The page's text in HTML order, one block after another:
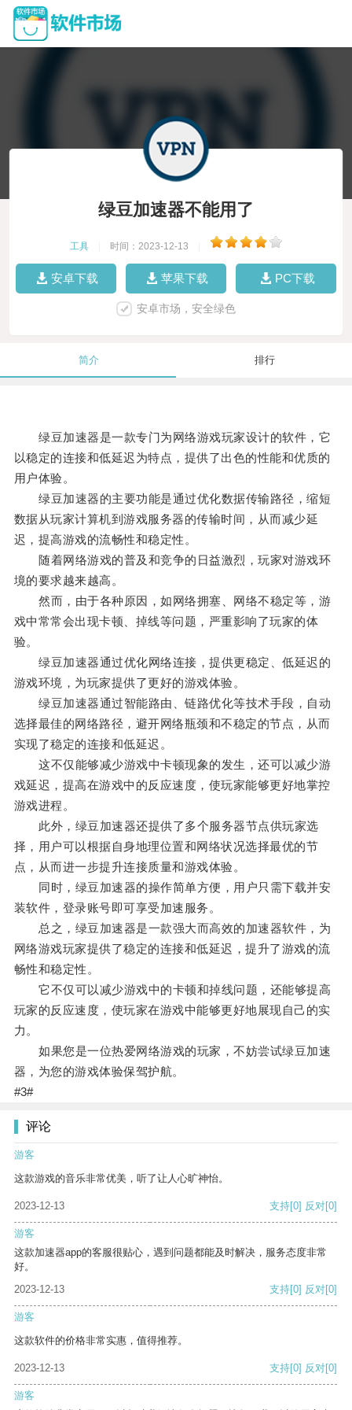
绿豆加速器不能用了
工具 时间：2023-12-13
安卓下载 苹果下载 PC下载
安卓市场，安全绿色
简介 排行
绿豆加速器是一款专门为网络游戏玩家设计的软件，它
以稳定的连接和低延迟为特点，提供了出色的性能和优质的
用户体验。
绿豆加速器的主要功能是通过优化数据传输路径，缩短
数据从玩家计算机到游戏服务器的传输时间，从而减少延
迟，提高游戏的流畅性和稳定性。
随着网络游戏的普及和竞争的日益激烈，玩家对游戏环
境的要求越来越高。
然而，由于各种原因，如网络拥塞、网络不稳定等，游
戏中常常会出现卡顿、掉线等问题，严重影响了玩家的体
验。
绿豆加速器通过优化网络连接，提供更稳定、低延迟的
游戏环境，为玩家提供了更好的游戏体验。
绿豆加速器通过智能路由、链路优化等技术手段，自动
选择最佳的网络路径，避开网络瓶颈和不稳定的节点，从而
实现了稳定的连接和低延迟。
这不仅能够减少游戏中卡顿现象的发生，还可以减少游
戏延迟，提高在游戏中的反应速度，使玩家能够更好地掌控
游戏进程。
此外，绿豆加速器还提供了多个服务器节点供玩家选
择，用户可以根据自身地理位置和网络状况选择最优的节
点，从而进一步提升连接质量和游戏体验。
同时，绿豆加速器的操作简单方便，用户只需下载并安
装软件，登录账号即可享受加速服务。
总之，绿豆加速器是一款强大而高效的加速器软件，为
网络游戏玩家提供了稳定的连接和低延迟，提升了游戏的流
畅性和稳定性。
它不仅可以减少游戏中的卡顿和掉线问题，还能够提高
玩家的反应速度，使玩家在游戏中能够更好地展现自己的实
力。
如果您是一位热爱网络游戏的玩家，不妨尝试绿豆加速
器，为您的游戏体验保驾护航。
#3#
评论
游客
这款游戏的音乐非常优美，听了让人心旷神怡。
2023-12-13 支持[0] 反对[0]
游客
这款加速器app的客服很贴心，遇到问题都能及时解决，服务态度非常
好。
2023-12-13
支持[0] 反对[0]
游客
这款软件的价格非常实惠，值得推荐。
2023-12-13 支持[0] 反对[0]
游客